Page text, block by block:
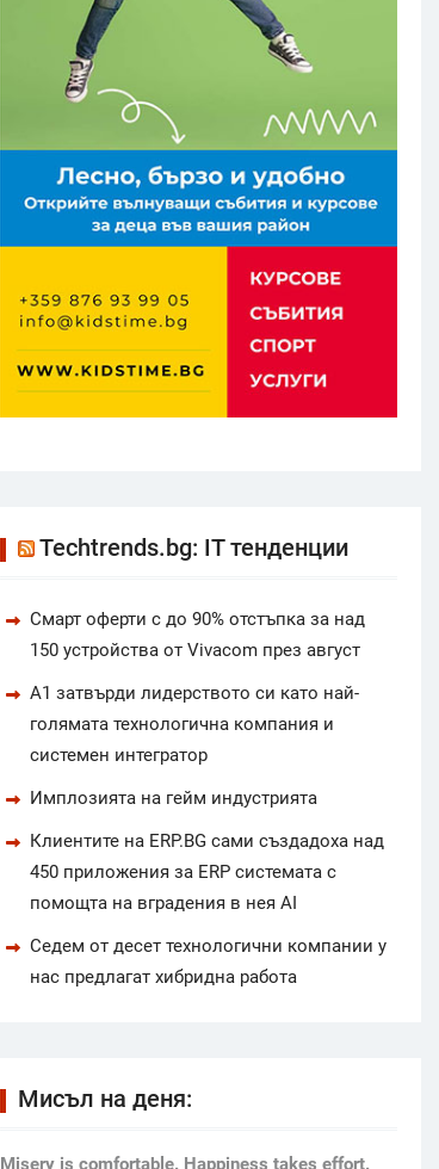
Techtrends.bg: IT тенденции
Смарт оферти с до 90% отстъпка за над
150 устройства от Vivacom през август
А1 затвърди лидерството си като най-
голямата технологична компания и
системен интегратор
Имплозията на гейм индустрията
Клиентите на ERP.BG сами създадоха над
450 приложения за ERP системата с
помощта на вградения в нея AI
Седем от десет технологични компании у
нас предлагат хибридна работа
Мисъл на деня:
Мisery is comfortable. Happiness takes effort.